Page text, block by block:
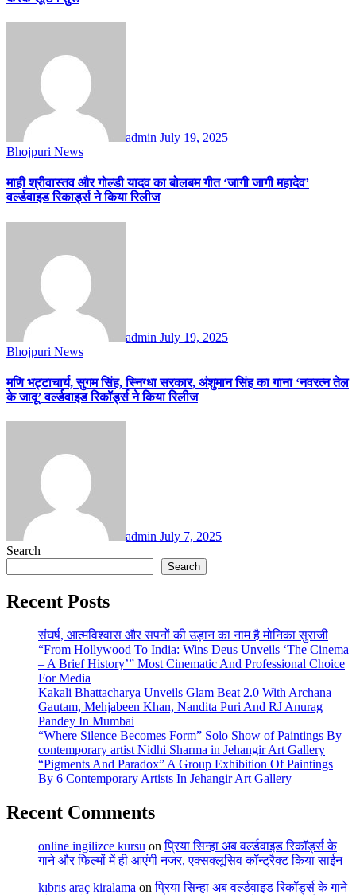
admin July 19, 2025
Bhojpuri News
माही श्रीवास्तव और गोल्डी यादव का बोलबम गीत ‘जागी जागी महादेव’
वर्ल्डवाइड रिकार्ड्स ने किया रिलीज
admin July 19, 2025
Bhojpuri News
मणि भट्टाचार्य, सुगम सिंह, स्निग्धा सरकार, अंशुमान सिंह का गाना ‘नवरत्न तेल
के जादू’ वर्ल्डवाइड रिकॉर्ड्स ने किया रिलीज
admin July 7, 2025
Search
Search
Recent Posts
संघर्ष, आत्मविश्वास और सपनों की उड़ान का नाम है मोनिका सुराजी
“From Hollywood To India: Wins Deus Unveils ‘The Cinema
– A Brief History’” Most Cinematic And Professional Choice
For Media
Kakali Bhattacharya Unveils Glam Beat 2.0 With Archana
Gautam, Mehjabeen Khan, Nandita Puri And RJ Anurag
Pandey In Mumbai
“Where Silence Becomes Form” Solo Show of Paintings By
contemporary artist Nidhi Sharma in Jehangir Art Gallery
“Pigments And Paradox” A Group Exhibition Of Paintings
By 6 Contemporary Artists In Jehangir Art Gallery
Recent Comments
online ingilizce kursu onप्रिया सिन्हा अब वर्ल्डवाइड रिकॉर्ड्स के
गाने और फिल्मों में ही आएंगी नजर, एक्सक्लूसिव कॉन्ट्रैक्ट किया साईन
kıbrıs araç kiralama onप्रिया सिन्हा अब वर्ल्डवाइड रिकॉर्ड्स के गाने